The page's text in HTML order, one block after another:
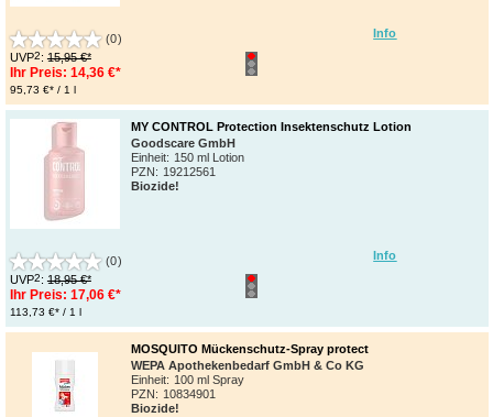
Info
(0)
UVP2: 15,95 €*
Ihr Preis: 14,36 €*
95,73 €* / 1 l
Info
MY CONTROL Protection Insektenschutz Lotion
Goodscare GmbH
Einheit: 150 ml Lotion
PZN: 19212561
Biozide!
(0)
UVP2: 18,95 €*
Ihr Preis: 17,06 €*
113,73 €* / 1 l
MOSQUITO Mückenschutz-Spray protect
WEPA Apothekenbedarf GmbH & Co KG
Einheit: 100 ml Spray
PZN: 10834901
Biozide!